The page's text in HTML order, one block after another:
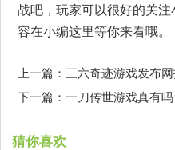
战吧，玩家可以很好的关
容在小编这里等你来看哦。
上一篇：三六奇迹游戏发布
下一篇：一刀传世游戏真有吗
猜你喜欢